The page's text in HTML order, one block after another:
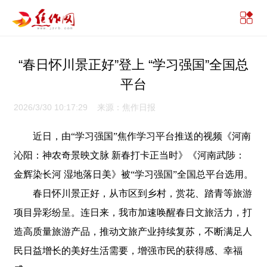
“春日怀川景正好”登上 “学习强国”全国总
平台
2026/3/30 10:17:29 来源：焦作日报
近日，由“学习强国”焦作学习平台推送的视频《河南
沁阳：神农奇景映文脉 新春打卡正当时》《河南武陟：
金辉染长河 湿地落日美》被“学习强国”全国总平台选用。
春日怀川景正好，从市区到乡村，赏花、踏青等旅游
项目异彩纷呈。连日来，我市加速唤醒春日文旅活力，打
造高质量旅游产品，推动文旅产业持续复苏，不断满足人
民日益增长的美好生活需要，增强市民的获得感、幸福